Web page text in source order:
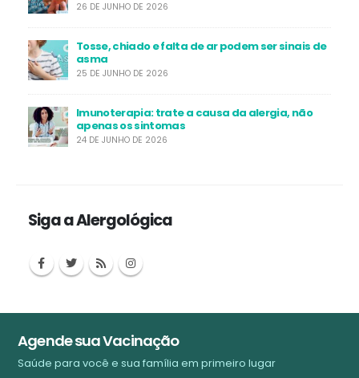
26 DE JUNHO DE 2026
Tosse, chiado e falta de ar podem ser sinais de
asma
25 DE JUNHO DE 2026
Imunoterapia: trate a causa da alergia, não
apenas os sintomas
24 DE JUNHO DE 2026
Siga a Alergológica
Agende sua Vacinação
Saúde para você e sua família em primeiro lugar